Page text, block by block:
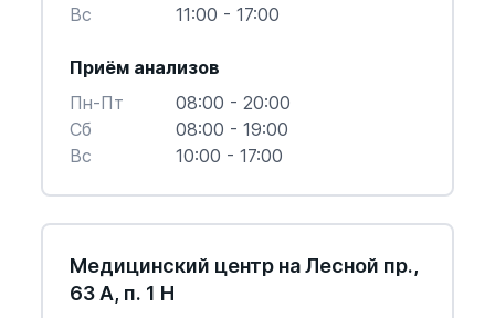
Вс
11:00 - 17:00
Приём анализов
Пн-Пт
08:00 - 20:00
Cб
08:00 - 19:00
Вс
10:00 - 17:00
Медицинский центр на Лесной пр.,
63 А, п. 1 Н